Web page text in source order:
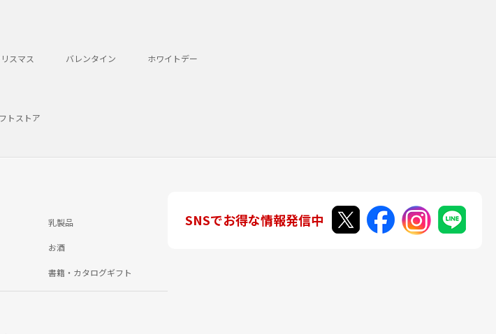
スマス バレンタイン ホワイトデー
トストア
乳製品
お酒
書籍・カタログギフト
SNSでお得な情報発信中